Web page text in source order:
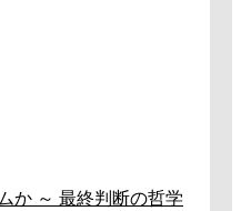
か ～ 最終判断の哲学